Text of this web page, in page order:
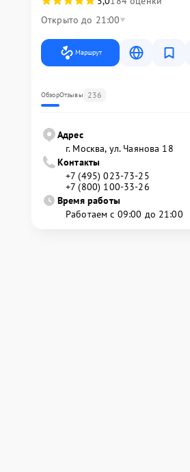
Открыто до 21:00
Маршрут
ОбзорОтзывы 236
Адрес
г. Москва, ул. Чаянова 18
Контакты
+7 (495) 023-73-25
+7 (800) 100-33-26
Время работы
Работаем с 09:00 до 21:00